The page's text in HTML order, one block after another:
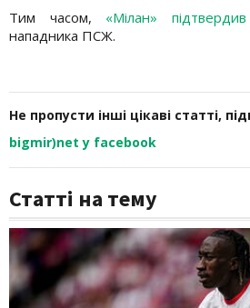
Тим часом, «Мілан»
нападника ПСЖ.
Не пропусти інші цікаві статті,
bigmir)net у facebook
Статті на тему